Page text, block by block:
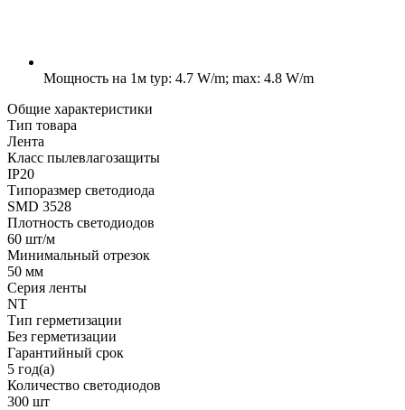
Мощность на 1м typ: 4.7 W/m; max: 4.8 W/m
Общие характеристики
Тип товара
Лента
Класс пылевлагозащиты
IP20
Типоразмер светодиода
SMD 3528
Плотность светодиодов
60 шт/м
Минимальный отрезок
50 мм
Серия ленты
NT
Тип герметизации
Без герметизации
Гарантийный срок
5 год(а)
Количество светодиодов
300 шт